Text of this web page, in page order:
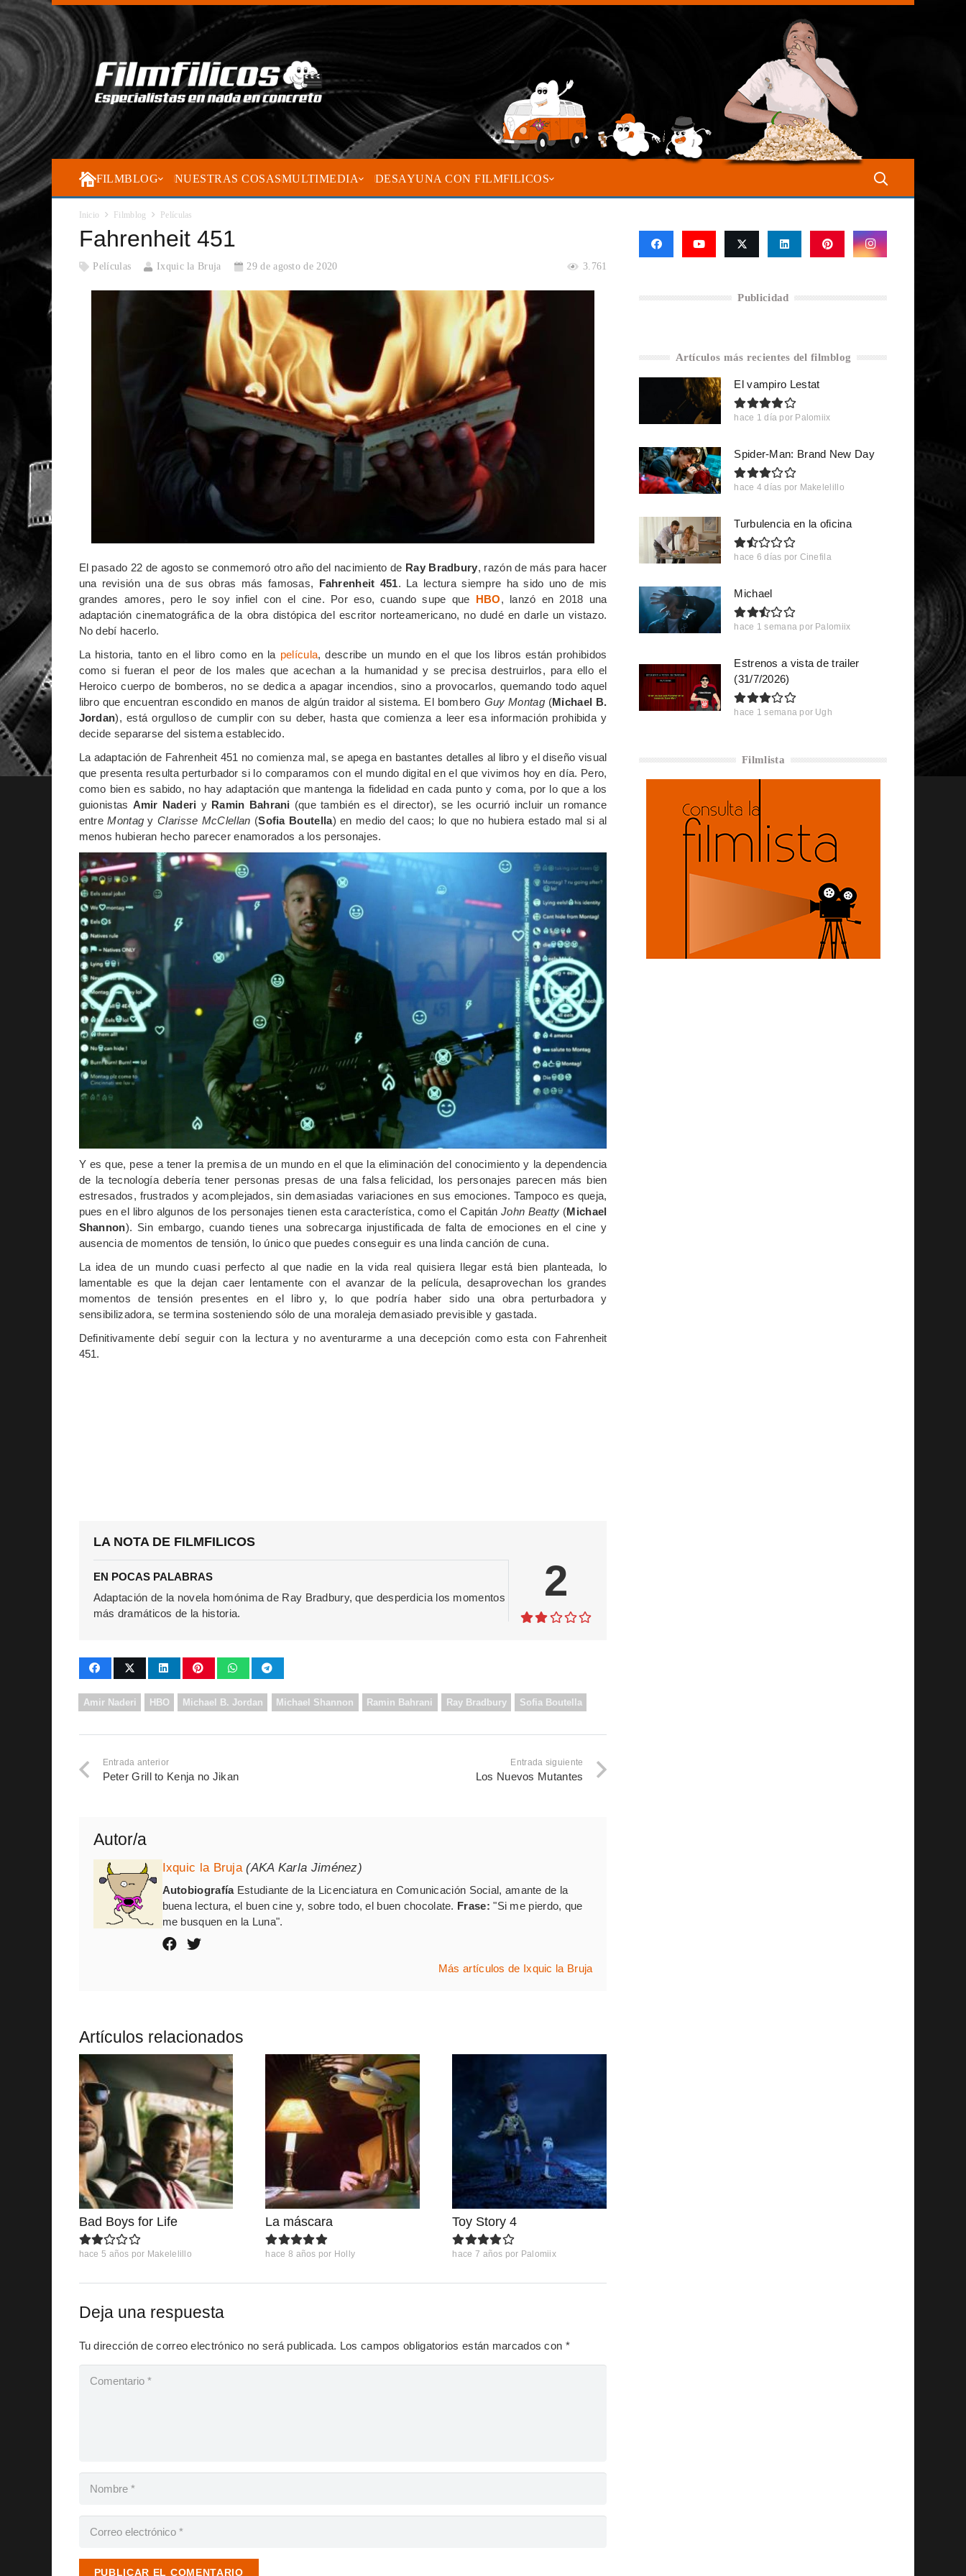
FILMBLOG NUESTRAS COSASMULTIMEDIA DESAYUNA CON FILMFILICOS
Inicio Filmblog Películas
Fahrenheit 451
Películas Ixquic la Bruja 29 de agosto de 2020 3.761
El pasado 22 de agosto se conmemoró otro año del nacimiento de Ray Bradbury, razón de más para hacer
una revisión una de sus obras más famosas, Fahrenheit 451. La lectura siempre ha sido uno de mis
grandes amores, pero le soy infiel con el cine. Por eso, cuando supe que HBO, lanzó en 2018 una
adaptación cinematográfica de la obra distópica del escritor norteamericano, no dudé en darle un vistazo.
No debí hacerlo.
La historia, tanto en el libro como en la película, describe un mundo en el que los libros están prohibidos
como si fueran el peor de los males que acechan a la humanidad y se precisa destruirlos, para ello el
Heroico cuerpo de bomberos, no se dedica a apagar incendios, sino a provocarlos, quemando todo aquel
libro que encuentran escondido en manos de algún traidor al sistema. El bombero Guy Montag(Michael B.
Jordan), está orgulloso de cumplir con su deber, hasta que comienza a leer esa información prohibida y
decide separarse del sistema establecido.
La adaptación de Fahrenheit 451 no comienza mal, se apega en bastantes detalles al libro y el diseño visual
que presenta resulta perturbador si lo comparamos con el mundo digital en el que vivimos hoy en día. Pero,
como bien es sabido, no hay adaptación que mantenga la fidelidad en cada punto y coma, por lo que a los
guionistas Amir Naderi y Ramin Bahrani (que también es el director), se les ocurrió incluir un romance
entreMontag yClarisse McClellan (Sofia Boutella) en medio del caos; lo que no hubiera estado mal si al
menos hubieran hecho parecer enamorados a los personajes.
Y es que, pese a tener la premisa de un mundo en el que la eliminación del conocimiento y la dependencia
de la tecnología debería tener personas presas de una falsa felicidad, los personajes parecen más bien
estresados, frustrados y acomplejados, sin demasiadas variaciones en sus emociones. Tampoco es queja,
pues en el libro algunos de los personajes tienen esta característica, como el Capitán John Beatty (Michael
Shannon). Sin embargo, cuando tienes una sobrecarga injustificada de falta de emociones en el cine y
ausencia de momentos de tensión, lo único que puedes conseguir es una linda canción de cuna.
La idea de un mundo cuasi perfecto al que nadie en la vida real quisiera llegar está bien planteada, lo
lamentable es que la dejan caer lentamente con el avanzar de la película, desaprovechan los grandes
momentos de tensión presentes en el libro y, lo que podría haber sido una obra perturbadora y
sensibilizadora, se termina sosteniendo sólo de una moraleja demasiado previsible y gastada.
Definitivamente debí seguir con la lectura y no aventurarme a una decepción como esta con Fahrenheit
451.
LA NOTA DE FILMFILICOS
EN POCAS PALABRAS
Adaptación de la novela homónima de Ray Bradbury, que desperdicia los momentos
más dramáticos de la historia.
2
Amir Naderi HBO Michael B. Jordan Michael Shannon Ramin Bahrani Ray Bradbury Sofia Boutella
Entrada anterior
Peter Grill to Kenja no Jikan
Entrada siguiente
Los Nuevos Mutantes
Autor/a
Ixquic la Bruja (AKA Karla Jiménez)
AutobiografíaEstudiante de la Licenciatura en Comunicación Social, amante de la
buena lectura, el buen cine y, sobre todo, el buen chocolate. Frase: "Si me pierdo, que
me busquen en la Luna".
Más artículos de Ixquic la Bruja
Artículos relacionados
Bad Boys for Life
hace 5 años por Makelelillo
La máscara
hace 8 años por Holly
Toy Story 4
hace 7 años por Palomiix
Deja una respuesta
Tu dirección de correo electrónico no será publicada. Los campos obligatorios están marcados con *
PUBLICAR EL COMENTARIO
Publicidad
Artículos más recientes del filmblog
El vampiro Lestat
hace 1 día por Palomiix
Spider-Man: Brand New Day
hace 4 días por Makelelillo
Turbulencia en la oficina
hace 6 días por Cinefila
Michael
hace 1 semana por Palomiix
Estrenos a vista de trailer
(31/7/2026)
hace 1 semana por Ugh
Filmlista